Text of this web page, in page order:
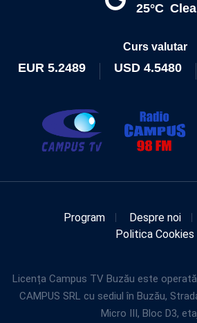
25°C
Curs valutar
EUR 5.2489 USD 4.5480
Program Despre noi
Politica Cookies
Licența Campus TV Buzău este
CAMPUS SRL cu sediul în Buzău,
Micro III, Bloc D3,